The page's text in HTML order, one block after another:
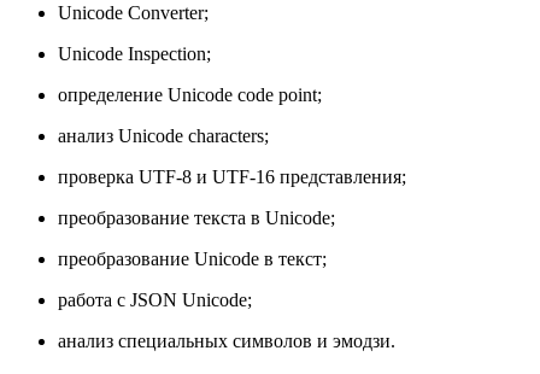
Unicode Converter;
Unicode Inspection;
определение Unicode code point;
анализ Unicode characters;
проверка UTF-8 и UTF-16 представления;
преобразование текста в Unicode;
преобразование Unicode в текст;
работа с JSON Unicode;
анализ специальных символов и эмодзи.